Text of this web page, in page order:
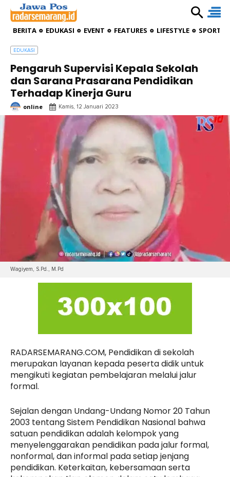
BERITA EDUKASI EVENT FEATURES LIFESTYLE
EDUKASI
Pengaruh Supervisi Kepala Sekolah
dan Sarana Prasarana Pendidikan
Terhadap Kinerja Guru
online Kamis, 12 Januari 2023
Wagiyem, S.Pd., M.Pd
RADARSEMARANG.COM, Pendidikan di sekolah
merupakan layanan kepada peserta didik untuk
mengikuti kegiatan pembelajaran melalui jalur
formal.
Sejalan dengan Undang-Undang Nomor 20 Tahun
2003 tentang Sistem Pendidikan Nasional bahwa
satuan pendidikan adalah kelompok yang
menyelenggarakan pendidikan pada jalur formal,
nonformal, dan informal pada setiap jenjang
pendidikan. Keterkaitan, kebersamaan serta